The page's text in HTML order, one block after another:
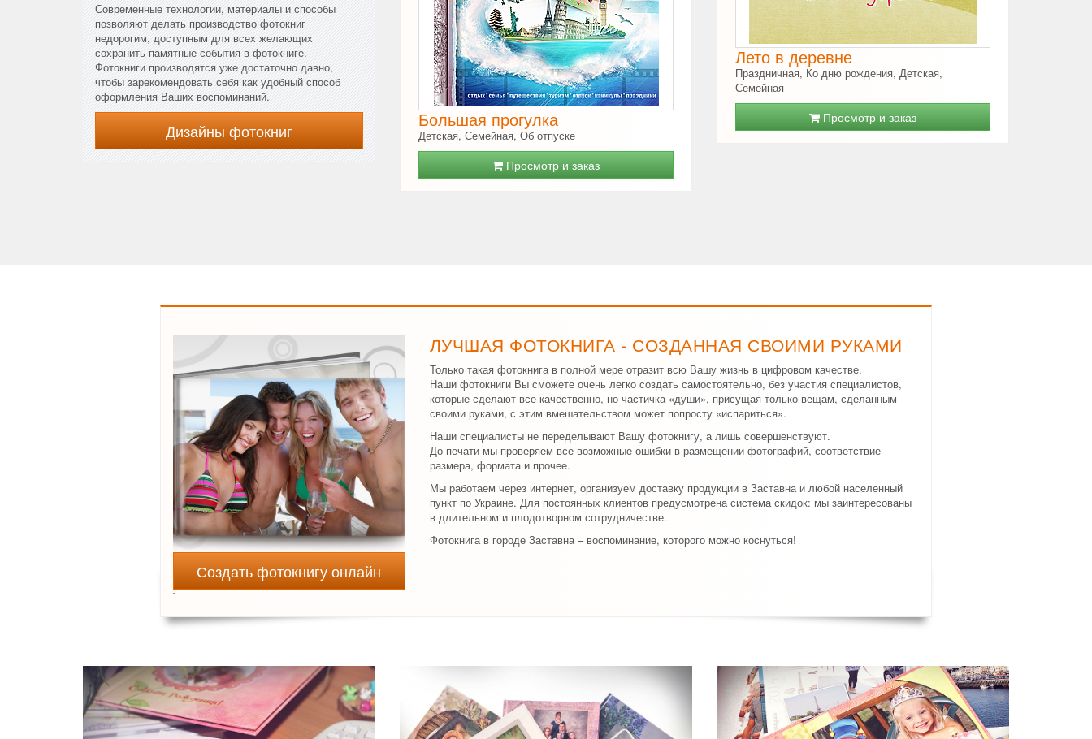
Современные технологии, материалы и способы
позволяют делать производство фотокниг
недорогим, доступным для всех желающих
сохранить памятные события в фотокниге.
Фотокниги производятся уже достаточно давно,
чтобы зарекомендовать себя как удобный способ
оформления Ваших воспоминаний.
Дизайны фотокниг Большая прогулка
Детская, Семейная, Об отпуске
Просмотр и заказ
Лето в деревне
Праздничная, Ко дню рождения, Детская,
Семейная
Просмотр и заказ
Создать фотокнигу онлайн
`
ЛУЧШАЯ ФОТОКНИГА - СОЗДАННАЯ СВОИМИ РУКАМИ
Только такая фотокнига в полной мере отразит всю Вашу жизнь в цифровом качестве.
Наши фотокниги Вы сможете очень легко создать самостоятельно, без участия специалистов,
которые сделают все качественно, но частичка «души», присущая только вещам, сделанным
своими руками, с этим вмешательством может попросту «испариться».
Наши специалисты не переделывают Вашу фотокнигу, а лишь совершенствуют.
До печати мы проверяем все возможные ошибки в размещении фотографий, соответствие
размера, формата и прочее.
Мы работаем через интернет, организуем доставку продукции в Заставна и любой населенный
пункт по Украине. Для постоянных клиентов предусмотрена система скидок: мы заинтересованы
в длительном и плодотворном сотрудничестве.
Фотокнига в городе Заставна – воспоминание, которого можно коснуться!